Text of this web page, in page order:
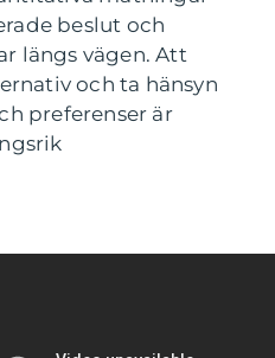
beslut och
längs vägen. Att
och ta hänsyn
preferenser är